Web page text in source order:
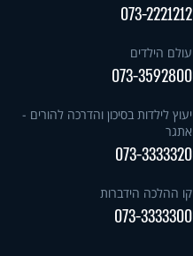
073-2221212
עולם הילדים
073-3592800
יעוץ לילדות בסיכון והדרכה להורים -
אתגר
073-3333320
קו ההלכה הידברות
073-3333300